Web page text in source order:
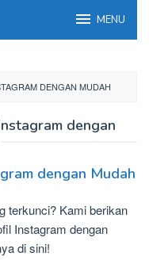
MENU
DENGAN MUDAH
dengan
dengan Mudah
terkunci? Kami berikan
Instagram dengan
di sini!